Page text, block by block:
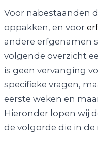
Voor nabestaanden
oppakken, en voor
andere erfgenamen
volgende overzicht
is geen vervanging
specifieke vragen,
eerste weken en
Hieronder lopen wij
de volgorde die in